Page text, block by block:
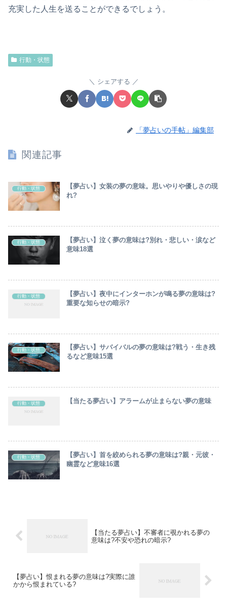
充実した人生を送ることができるでしょう。
行動・状態
シェアする
「夢占いの手帖」編集部
関連記事
行動・状態
【夢占い】女装の夢の意味。思いやりや優しさの現
れ?
行動・状態
【夢占い】泣く夢の意味は?別れ・悲しい・涙など
意味18選
行動・状態
【夢占い】夜中にインターホンが鳴る夢の意味は?
重要な知らせの暗示?
行動・状態
【夢占い】サバイバルの夢の意味は?戦う・生き残
るなど意味15選
行動・状態 【当たる夢占い】アラームが止まらない夢の意味
行動・状態
【夢占い】首を絞められる夢の意味は?親・元彼・
幽霊など意味16選
【当たる夢占い】不審者に覗かれる夢の
意味は?不安や恐れの暗示?
【夢占い】恨まれる夢の意味は?実際に誰
かから恨まれている?